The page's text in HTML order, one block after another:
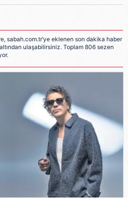
sabah.com.tr’ye eklenen son dakika haber
ulaşabilirsiniz. Toplam 806 sezen